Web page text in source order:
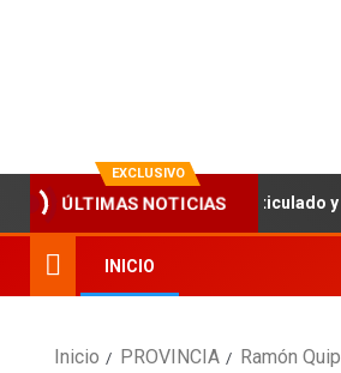
EXCLUSIVO
ÚLTIMAS NOTICIAS
fortalece el trabajo articulado y la
INICIO
Inicio PROVINCIA Ramón